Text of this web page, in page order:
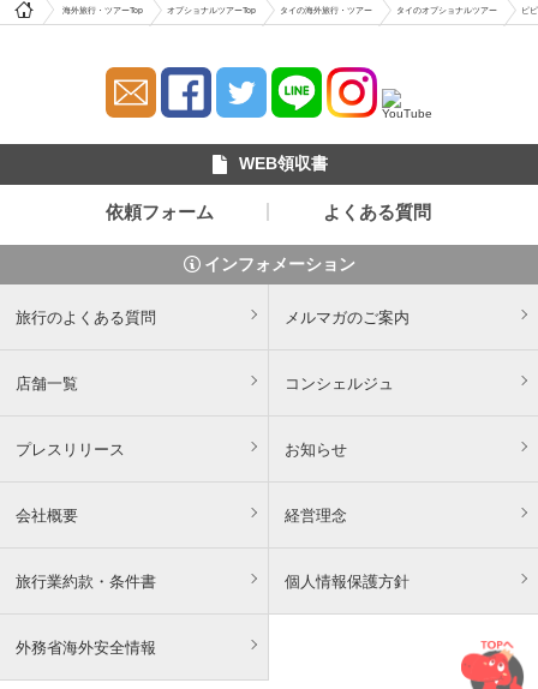
海外旅行・ツアーTop オプショナルツアーTop タイの海外旅行・ツアー タイのオプショナルツアー ピ
WEB領収書
依頼フォーム よくある質問
インフォメーション
旅行のよくある質問 メルマガのご案内
店舗一覧 コンシェルジュ
プレスリリース お知らせ
会社概要 経営理念
旅行業約款・条件書 個人情報保護方針
外務省海外安全情報